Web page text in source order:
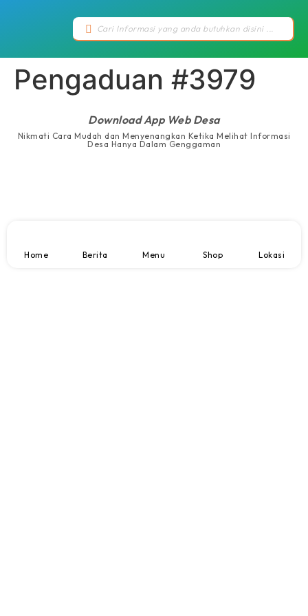
Pengaduan #3979
Download App Web Desa
Nikmati Cara Mudah dan Menyenangkan Ketika Melihat Informasi
Desa Hanya Dalam Genggaman
Home Berita Menu Shop Lokasi